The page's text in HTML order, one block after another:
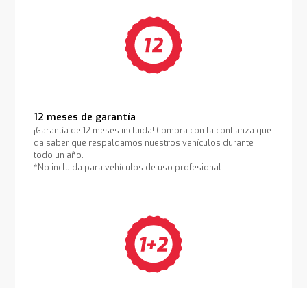
12 meses de garantía
¡Garantía de 12 meses incluida! Compra con la confianza que
da saber que respaldamos nuestros vehículos durante
todo un año.
*No incluida para vehículos de uso profesional